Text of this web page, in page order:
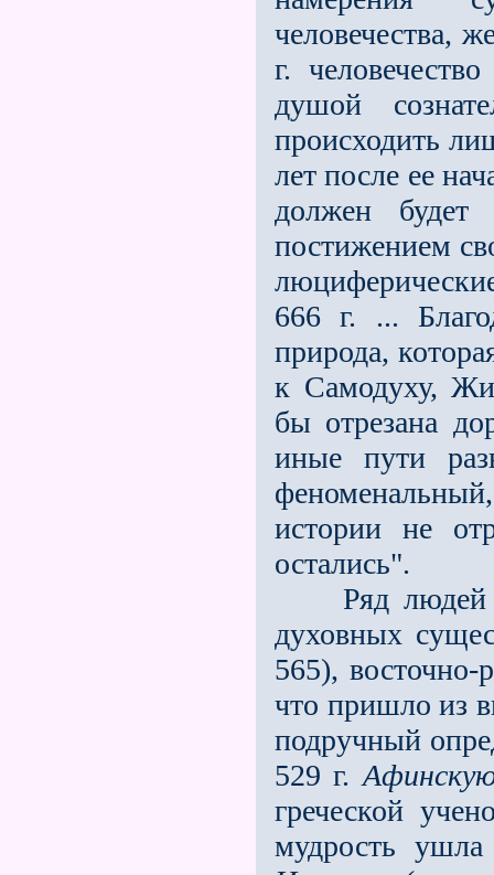
человечества,
г.
душой
происходить
лет после еe
должен будет
постижением
666 г. ...
природа,
к Самодуху,
бы отрезана
иные пути
истории не
остались".
Ряд людей
духовных
565),
что пришло из
подручный
529 г.
греческой
мудрость